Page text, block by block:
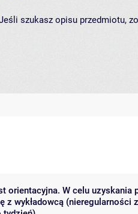
szukasz opisu przedmiotu,
orientacyjna. W celu
wykładowcą (nieregularności